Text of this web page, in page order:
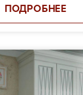
ПОДРОБНЕЕ